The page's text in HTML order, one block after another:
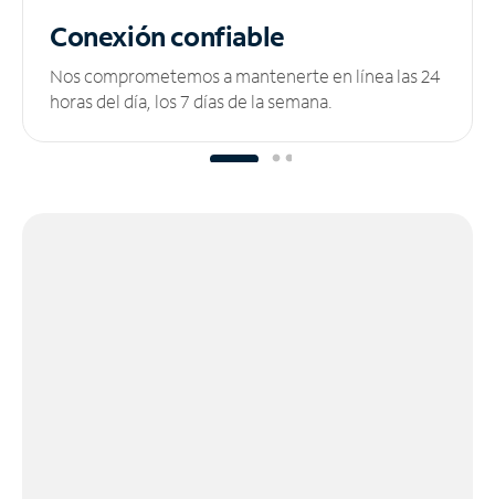
Conexión confiable
Nos comprometemos a mantenerte en línea las 24
horas del día, los 7 días de la semana.